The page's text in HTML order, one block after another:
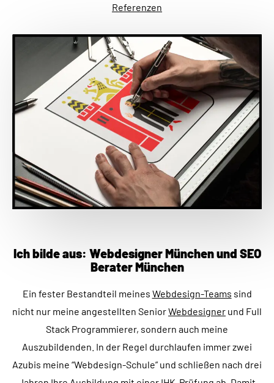
Referenzen
Ich bilde aus: Webdesigner München und SEO
Berater München
Ein fester Bestandteil meines Webdesign-Teams sind
nicht nur meine angestellten SeniorWebdesigner und Full
Stack Programmierer, sondern auch meine
Auszubildenden. In der Regel durchlaufen immer zwei
Azubis meine “Webdesign-Schule” und schließen nach drei